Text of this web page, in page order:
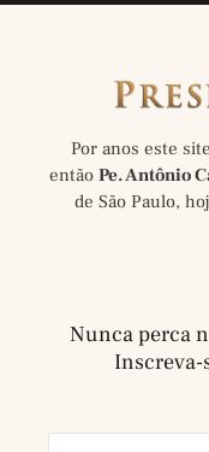
Por anos este
então Pe. Antônio
de São Paulo,
Nunca perca
Inscreva-